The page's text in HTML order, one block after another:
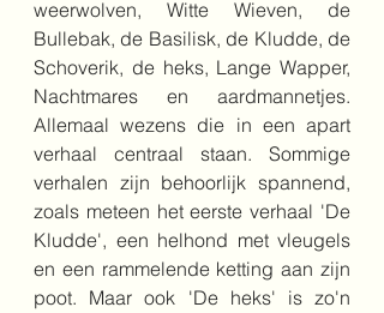
weerwolven, Witte Wieven, de
Bullebak, de Basilisk, de Kludde, de
Schoverik, de heks, Lange Wapper,
Nachtmares en aardmannetjes.
Allemaal wezens die in een apart
verhaal centraal staan. Sommige
verhalen zijn behoorlijk spannend,
zoals meteen het eerste verhaal 'De
Kludde', een helhond met vleugels
en een rammelende ketting aan zijn
poot. Maar ook 'De heks' is zo'n